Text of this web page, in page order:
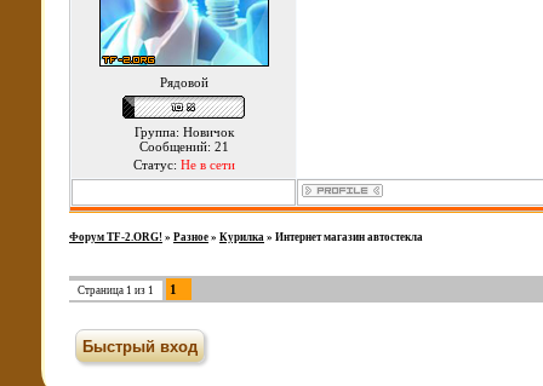
Рядовой
Группа: Новичок
Сообщений: 21
Статус: Не в сети
Форум TF-2.ORG! » Разное » Курилка » Интернет магазин автостекла
Страница 1 из 1 1